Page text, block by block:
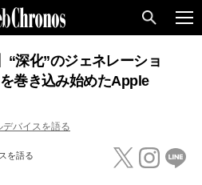
“深化”のジェネレーショ
巻き込み始めたApple
デバイスを語る
を語る